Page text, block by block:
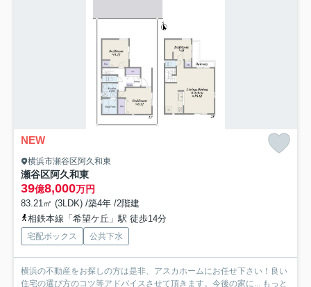
NEW
横浜市瀬谷区阿久和東
瀬谷区阿久和東
39億8,000万円
83.21㎡ (3LDK) /築4年 /2階建
相鉄本線「希望ケ丘」駅 徒歩14分
宅配ボックス 公共下水
横浜の不動産をお探しの方は是非、アスカホームにお任せ下さい！良い
住宅の選び方のコツ等アドバイスさせて頂きます。今後の家に... もっと